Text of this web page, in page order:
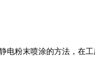
粉末喷涂的方法，在